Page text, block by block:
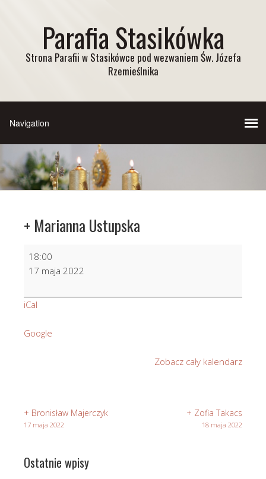
Parafia Stasikówka
Strona Parafii w Stasikówce pod wezwaniem Św. Józefa
Rzemieślnika
+ Marianna Ustupska
Marianna
Ustupska
18:00
17 maja 2022
iCal
Google
Zobacz cały kalendarz
+ Bronisław Majerczyk
17 maja 2022
+ Zofia Takacs
18 maja 2022
Ostatnie wpisy